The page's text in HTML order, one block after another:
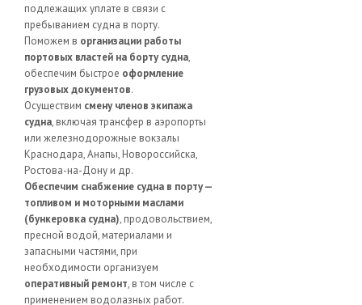
подлежащих уплате в связи с
пребыванием судна в порту.
Поможем в организации работы
портовых властей на борту судна,
обеспечим быстрое оформление
грузовых документов.
Осуществим смену членов экипажа
судна, включая трансфер в аэропорты
или железнодорожные вокзалы
Краснодара, Анапы, Новороссийска,
Ростова-на-Дону и др.
Обеспечим снабжение судна в порту —
топливом и моторными маслами
(бункеровка судна), продовольствием,
пресной водой, материалами и
запасными частями, при
необходимости организуем
оперативный ремонт, в том числе с
применением водолазных работ.